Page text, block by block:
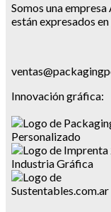
Somos una
están expresados
Innovación gráfica: